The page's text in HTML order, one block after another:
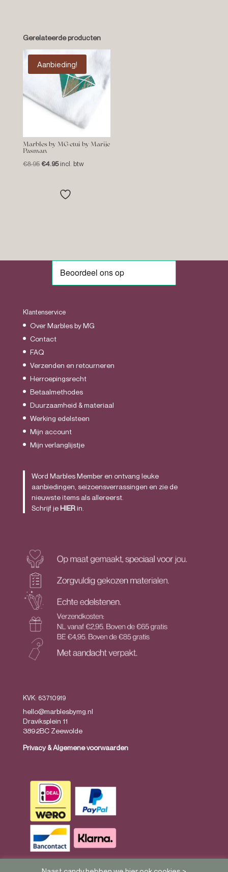
Gerelateerde producten
Aanbieding!
Marbles by MG etui by Marije
Pasman
€8.95 Oorspronkelijke
€4.95Huidige
is:
incl. btw
Klantenservice
Over Marbles by MG
Contact
FAQ
Verzenden en retourneren
Herroepingsrecht
Betaalmethodes
Duurzaamheid & materiaal
Werking edelsteen
Mijn account
Mijn verlanglijstje
Word Marbles Member en ontvang leuke
aanbiedingen, seizoensverrassingen en zie de
nieuwste items als allereerst.
Schrijf jeHIERin.
KVK: 63710919
hello@marblesbymg.nl
Draviksplein 11
3892BC Zeewolde
Privacy&Algemene voorwaarden